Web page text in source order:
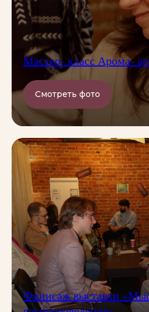
Мастер- класс Арома-
Смотреть фото
Финисаж выставки